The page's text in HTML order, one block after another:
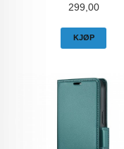
Pris
299,00
KJØP